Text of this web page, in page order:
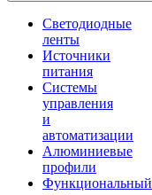
Светодиодные
ленты
Источники
питания
Системы
управления
и
автоматизации
Алюминиевые
профили
Функциональный